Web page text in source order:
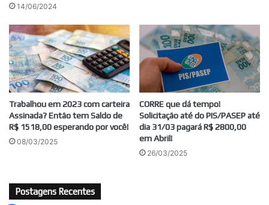
14/06/2024
Trabalhou em 2023 com carteira
Assinada? Então tem Saldo de
R$ 1518,00 esperando por você!
08/03/2025
CORRE que dá tempo!
Solicitação até do PIS/PASEP até
dia 31/03 pagará R$ 2800,00
em Abril!
26/03/2025
Postagens Recentes